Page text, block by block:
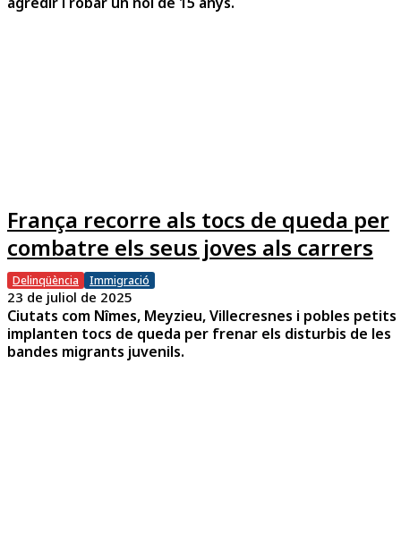
França recorre als tocs de queda per
combatre els seus joves als carrers
Delinqüència Immigració
23 de juliol de 2025
Ciutats com Nîmes, Meyzieu, Villecresnes i pobles petits
implanten tocs de queda per frenar els disturbis de les
bandes migrants juvenils.